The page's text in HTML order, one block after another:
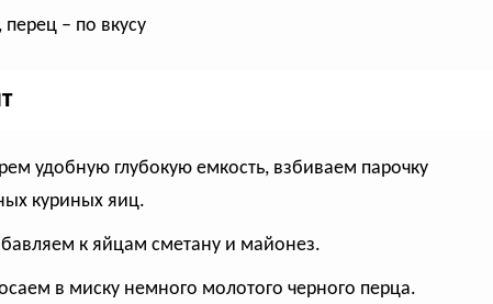
перец – по вкусу
удобную глубокую емкость, взбиваем парочку
куриных яиц.
к яйцам сметану и майонез.
в миску немного молотого черного перца.